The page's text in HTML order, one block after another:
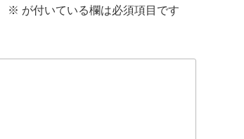
※ が付いている欄は必須項目です